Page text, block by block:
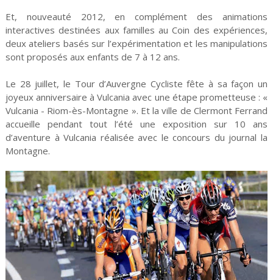
Et, nouveauté 2012, en complément des animations
interactives destinées aux familles au Coin des expériences,
deux ateliers basés sur l’expérimentation et les manipulations
sont proposés aux enfants de 7 à 12 ans.
Le 28 juillet, le Tour d’Auvergne Cycliste fête à sa façon un
joyeux anniversaire à Vulcania avec une étape prometteuse : «
Vulcania - Riom-ès-Montagne ». Et la ville de Clermont Ferrand
accueille pendant tout l’été une exposition sur 10 ans
d’aventure à Vulcania réalisée avec le concours du journal la
Montagne.